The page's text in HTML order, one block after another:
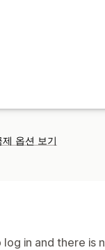
제 옵션 보기
log in and there is